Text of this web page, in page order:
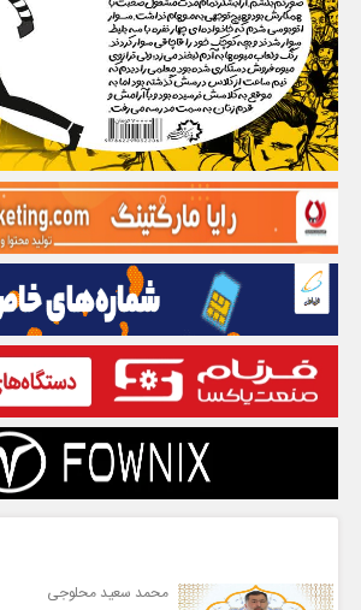
محمد سعید محلوجی